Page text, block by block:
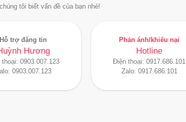
tôi biết vấn đề của bạn nhé!
Hỗ trợ đăng tin
Hương
thoại: 0903.007.123
0903.007.123
Phản ánh/khiếu nại
Hotline
Điện thoại: 0917.686.101
Zalo: 0917.686.101